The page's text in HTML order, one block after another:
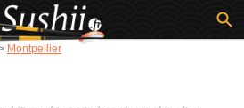
Montpellier